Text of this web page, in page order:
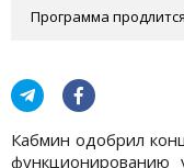
Программа
Кабмин одобрил
функционированию